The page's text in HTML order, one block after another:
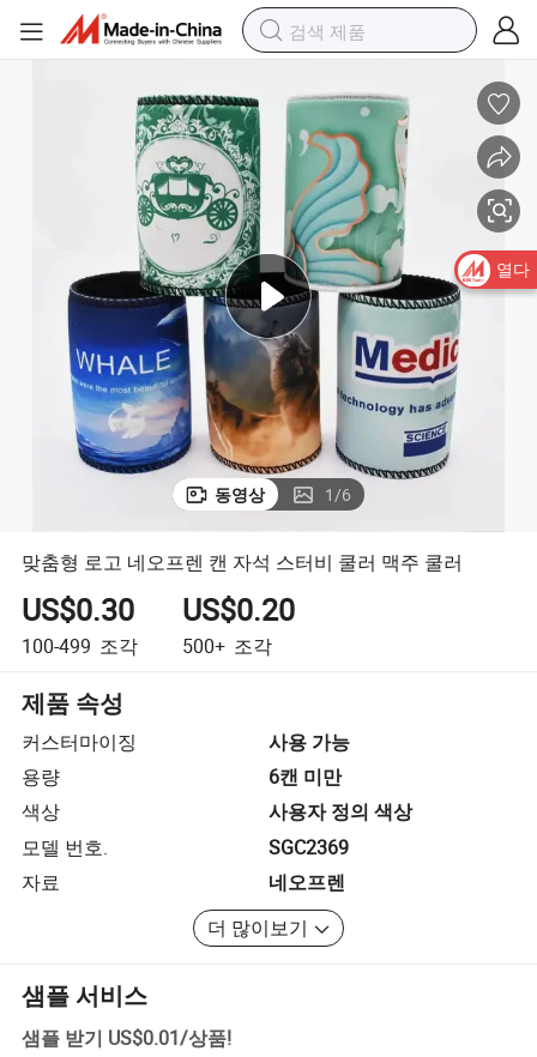
동영상 1/6
맞춤형 로고 네오프렌 캔 자석 스터비 쿨러 맥주 쿨러
US$0.30
100-499 조각
US$0.20
500+ 조각
제품 속성
커스터마이징
사용 가능
용량
6캔 미만
색상
사용자 정의 색상
모델 번호.
SGC2369
자료
네오프렌
더 많이보기
샘플 서비스
샘플 받기 US$0.01/상품!
열다